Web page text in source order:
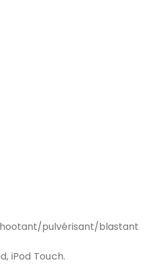
pulvérisant/blastant
iPod Touch.